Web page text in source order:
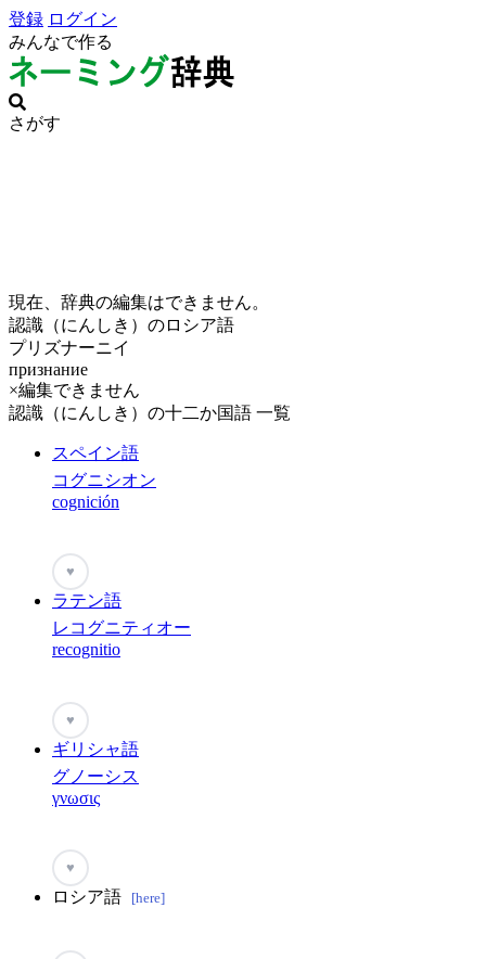
登録 ログイン
みんなで作る
さがす
現在、辞典の編集はできません。
認識（にんしき）のロシア語
プリズナーニイ
признание
×編集できません
認識（にんしき）の十二か国語 一覧
スペイン語
コグニシオン
cognición
♥
ラテン語
レコグニティオー
recognitio
♥
ギリシャ語
グノーシス
γνωσις
♥
ロシア語 [here]